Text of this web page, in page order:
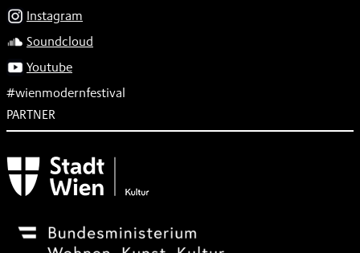
Instagram
Soundcloud
Youtube
#wienmodernfestival
PARTNER
Subventionsgeber